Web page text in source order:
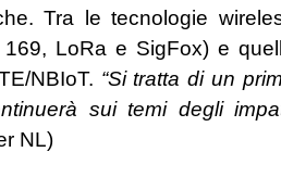
Tra le tecnologie
LoRa e SigFox) e
NBIoT. “Si tratta di un
sui temi degli
NL)